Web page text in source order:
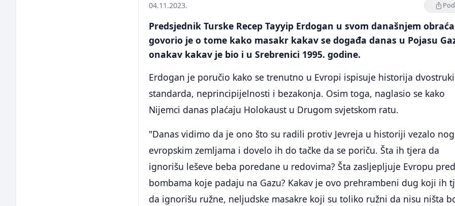
04.11.2023.
Predsjednik Turske Recep Tayyip Erdogan u svom današnjem
govorio je o tome kako masakr kakav se događa danas u Pojasu
onakav kakav je bio i u Srebrenici 1995. godine.
Erdogan je poručio kako se trenutno u Evropi ispisuje historija
standarda, neprincipijelnosti i bezakonja. Osim toga, naglasio se kako
Nijemci danas plaćaju Holokaust u Drugom svjetskom ratu.
"Danas vidimo da je ono što su radili protiv Jevreja u historiji vezalo
evropskim zemljama i dovelo ih do tačke da se poriču. Šta ih tjera da
ignorišu leševe beba poredane u redovima? Šta zasljepljuje Evropu pred
bombama koje padaju na Gazu? Kakav je ovo prehrambeni dug koji ih
da ignorišu ružne, neljudske masakre koji su toliko ružni da nisu ništa